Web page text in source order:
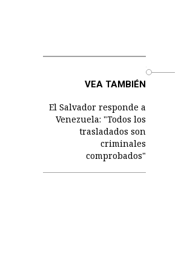
VEA TAMBIÉN
El Salvador responde a
Venezuela: "Todos los
trasladados son
criminales
comprobados"